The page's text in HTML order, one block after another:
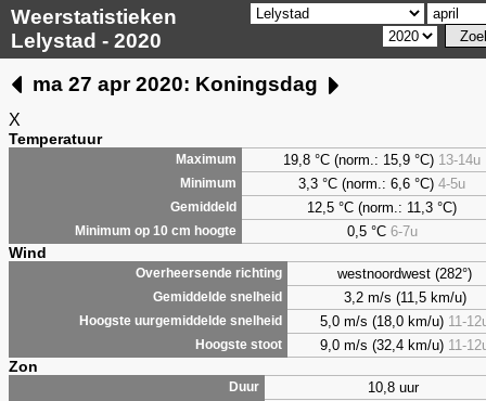
Weerstatistieken
Lelystad - 2020
ma 27 apr 2020: Koningsdag
X
Temperatuur
Maximum 19,8 °C (norm.: 15,9 °C) 13-14u
Minimum 3,3 °C (norm.: 6,6 °C) 4-5u
Gemiddeld 12,5 °C (norm.: 11,3 °C)
Minimum op 10 cm hoogte 0,5°C 6-7u
Wind
Overheersende richting westnoordwest (282°)
Gemiddelde snelheid 3,2 m/s (11,5 km/u)
Hoogste uurgemiddelde snelheid 5,0 m/s (18,0 km/u) 11-
Hoogste stoot 9,0 m/s (32,4 km/u) 11-
Zon
Duur 10,8 uur